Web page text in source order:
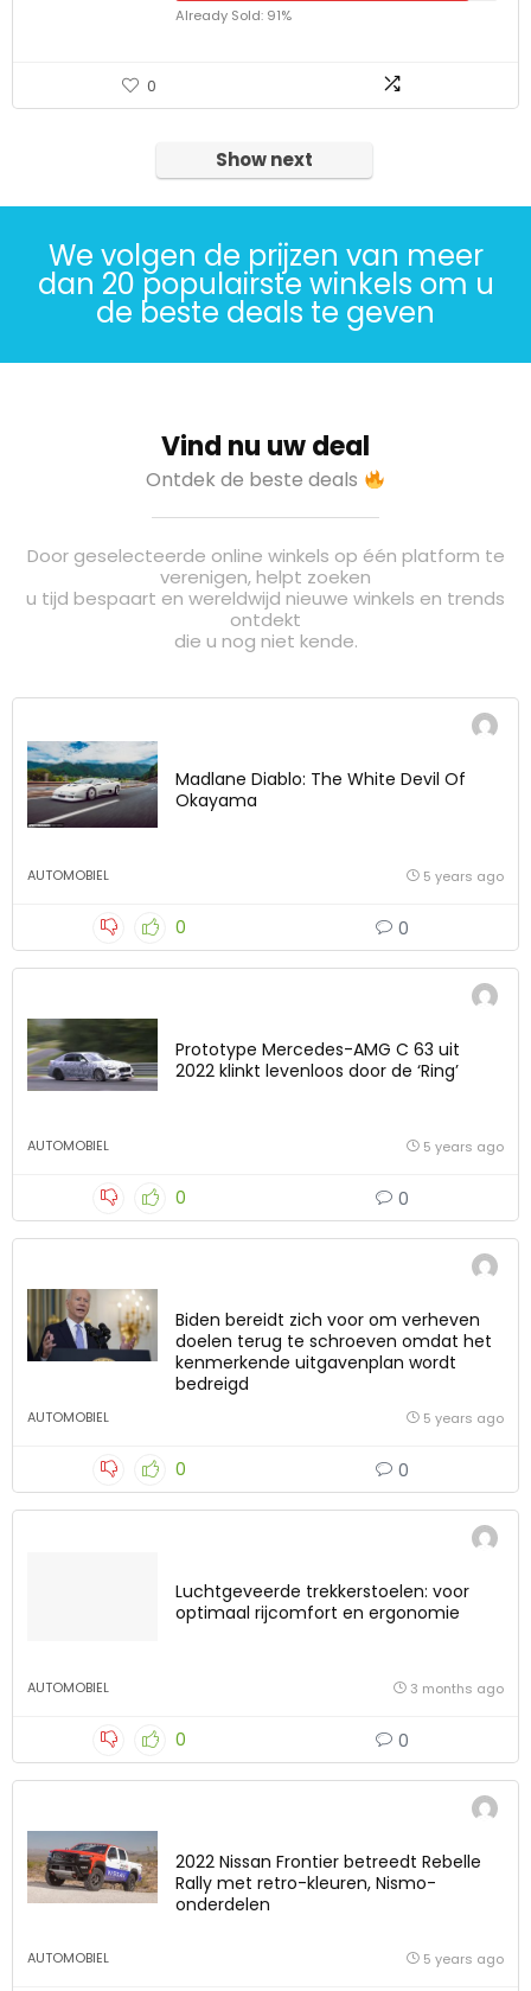
Already Sold: 91%
0
Show next
We volgen de prijzen van meer
dan 20 populairste winkels om u
de beste deals te geven
Vind nu uw deal
Ontdek de beste deals
Door geselecteerde online winkels op één platform te
verenigen, helpt zoeken
u tijd bespaart en wereldwijd nieuwe winkels en trends
ontdekt
die u nog niet kende.
Madlane Diablo: The White Devil Of
Okayama
AUTOMOBIEL 5 years ago
0 0
Prototype Mercedes-AMG C 63 uit
2022 klinkt levenloos door de ‘Ring’
AUTOMOBIEL 5 years ago
0 0
Biden bereidt zich voor om verheven
doelen terug te schroeven omdat het
kenmerkende uitgavenplan wordt
bedreigd
AUTOMOBIEL 5 years ago
0 0
Luchtgeveerde trekkerstoelen: voor
optimaal rijcomfort en ergonomie
AUTOMOBIEL 3 months ago
0 0
2022 Nissan Frontier betreedt Rebelle
Rally met retro-kleuren, Nismo-
onderdelen
AUTOMOBIEL 5 years ago